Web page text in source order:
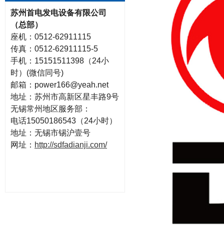
苏州首电发电设备有限公司
（总部）
座机：0512-62911115
传真：0512-62911115-5
手机：15151511398（24小
时）(微信同号)
邮箱：power166@yeah.net
地址：苏州市高新区星丰路9号
无锡常州地区服务部：
电话15050186543（24小时）
地址：无锡市锡沪壹号
网址： http://sdfadianji.com/